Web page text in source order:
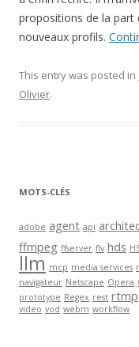
propositions de la part
nouveaux profils.
This entry was posted in
Olivier.
MOTS-CLÉS
adobe agent api
ffmpeg ffserver flv hds
llm mcp media services
navigateur Netscape Opera
prototype Regex rest rtmp
video vod webm workflow